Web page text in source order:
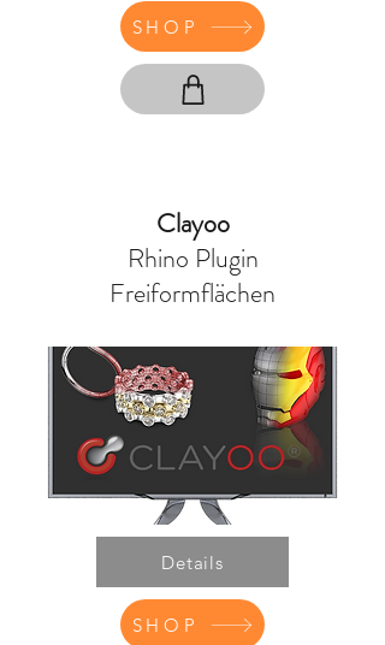
SHOP
Clayoo
Rhino Plugin
Freiformflächen
Details
SHOP